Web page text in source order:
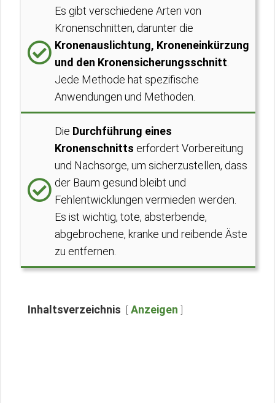
Es gibt verschiedene Arten von
Kronenschnitten, darunter die
Kronenauslichtung, Kroneneinkürzung
und den Kronensicherungsschnitt
Jede Methode hat spezifische
Anwendungen und Methoden.
Die Durchführung eines
Kronenschnitts erfordert Vorbereitung
und Nachsorge, um sicherzustellen, dass
der Baum gesund bleibt und
Fehlentwicklungen vermieden werden.
Es ist wichtig, tote, absterbende,
abgebrochene, kranke und reibende Äste
zu entfernen.
Inhaltsverzeichnis Anzeigen